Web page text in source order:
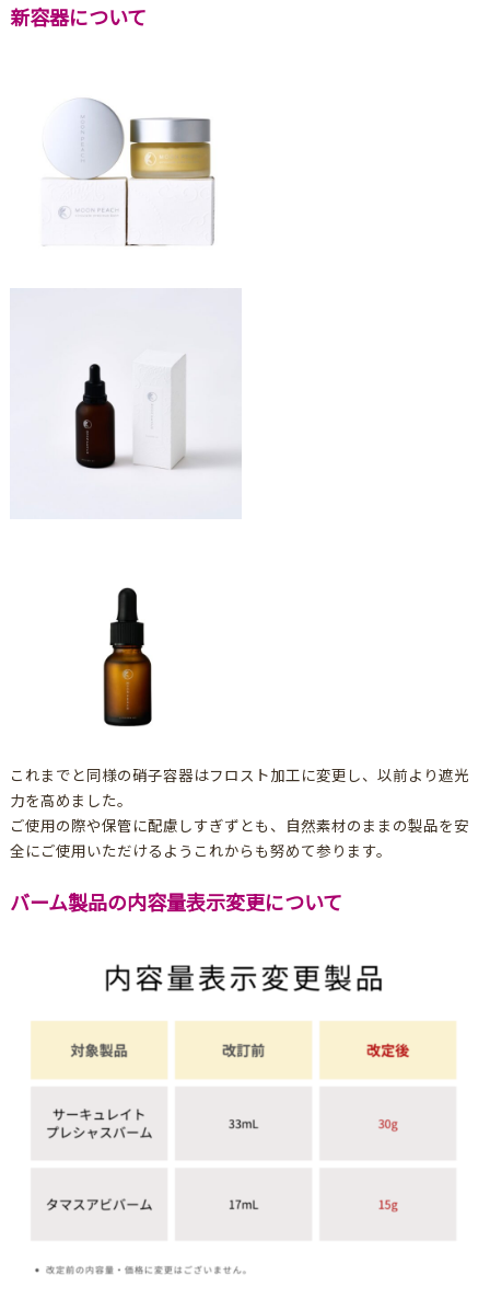
新容器について
これまでと同様の硝子容器はフロスト加工に変更し、以前より遮光
力を高めました。
ご使用の際や保管に配慮しすぎずとも、自然素材のままの製品を安
全にご使用いただけるようこれからも努めて参ります。
バーム製品の内容量表示変更について